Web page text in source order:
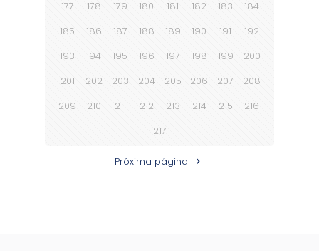
177
178 179 180 181 182 183
184
185
186 187 188 189 190 191
192
193
194 195 196 197 198 199
200
201
202 203 204 205 206 207
208
209
210 211 212 213 214 215
216
217
Próxima página